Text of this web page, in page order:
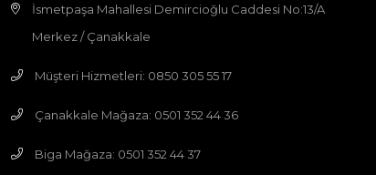
İsmetpaşa Mahallesi Demircioğlu Caddesi No:13/A
Merkez / Çanakkale
Müşteri Hizmetleri: 0850 305 55 17
Çanakkale Mağaza: 0501 352 44 36
Biga Mağaza: 0501 352 44 37